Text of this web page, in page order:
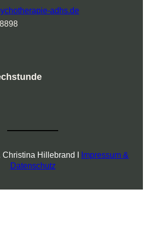
adhs.de
Hillebrand I
Impressum &
Datenschutz